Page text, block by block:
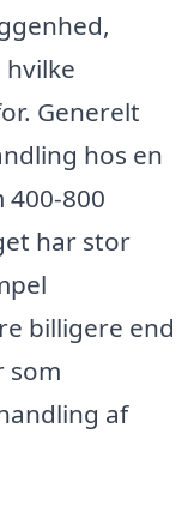
Generelt
hos en
800
har stor
billigere end
som
af